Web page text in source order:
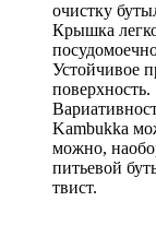
очистку
Крышка
Устойчивое
поверхность.
Kambukka
можно,
питьевой
твист.